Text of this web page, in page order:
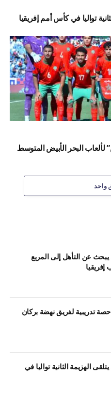
تواليا في كأس أمم إفريقيا
لألعاب البحر الأبيض المتوسط
واحد
عن التأهل إلى المربع
إفريقيا
حصة تدريبية لفريق نهضة بركان
الهزيمة الثانية تواليا في